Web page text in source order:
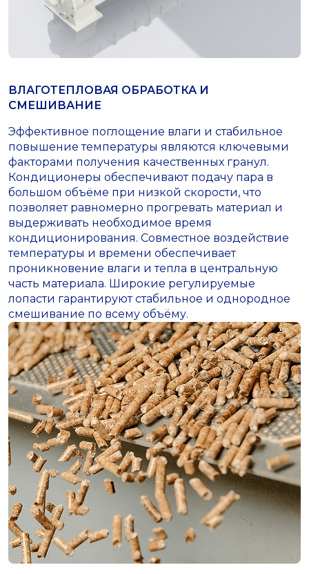
ВЛАГОТЕПЛОВАЯ ОБРАБОТКА И
СМЕШИВАНИЕ
Эффективное поглощение влаги и стабильное
повышение температуры являются ключевыми
факторами получения качественных гранул.
Кондиционеры обеспечивают подачу пара в
большом объёме при низкой скорости, что
позволяет равномерно прогревать материал и
выдерживать необходимое время
кондиционирования. Совместное воздействие
температуры и времени обеспечивает
проникновение влаги и тепла в центральную
часть материала. Широкие регулируемые
лопасти гарантируют стабильное и однородное
смешивание по всему объёму.